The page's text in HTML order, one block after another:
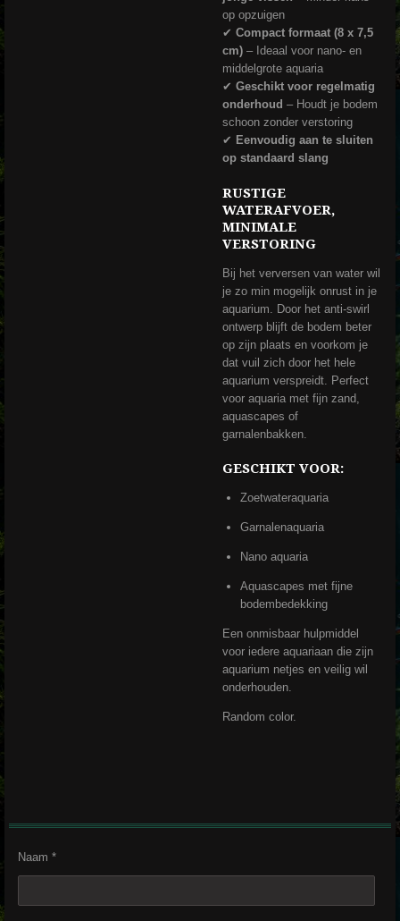
op opzuigen
✔ Compact formaat (8 x 7,5
cm) – Ideaal voor nano- en
middelgrote aquaria
✔ Geschikt voor regelmatig
onderhoud – Houdt je bodem
schoon zonder verstoring
✔ Eenvoudig aan te sluiten
op standaard slang
RUSTIGE
WATERAFVOER,
MINIMALE
VERSTORING
Bij het verversen van water wil
je zo min mogelijk onrust in je
aquarium. Door het anti-swirl
ontwerp blijft de bodem beter
op zijn plaats en voorkom je
dat vuil zich door het hele
aquarium verspreidt. Perfect
voor aquaria met fijn zand,
aquascapes of
garnalenbakken.
GESCHIKT VOOR:
Zoetwateraquaria
Garnalenaquaria
Nano aquaria
Aquascapes met fijne
bodembedekking
Een onmisbaar hulpmiddel
voor iedere aquariaan die zijn
aquarium netjes en veilig wil
onderhouden.
Random color.
Naam *